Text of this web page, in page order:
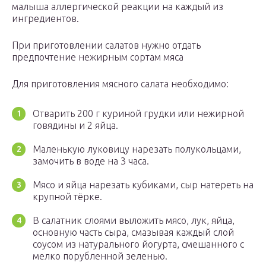
малыша аллергической реакции на каждый из
ингредиентов.
При приготовлении салатов нужно отдать
предпочтение нежирным сортам мяса
Для приготовления мясного салата необходимо:
Отварить 200 г куриной грудки или нежирной
говядины и 2 яйца.
Маленькую луковицу нарезать полукольцами,
замочить в воде на 3 часа.
Мясо и яйца нарезать кубиками, сыр натереть на
крупной тёрке.
В салатник слоями выложить мясо, лук, яйца,
основную часть сыра, смазывая каждый слой
соусом из натурального йогурта, смешанного с
мелко порубленной зеленью.